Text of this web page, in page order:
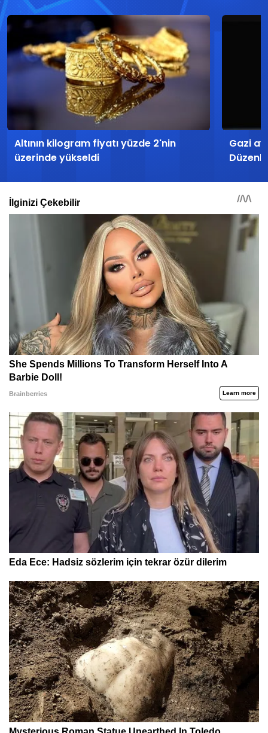
Altının kilogram fiyatı yüzde 2'nin
üzerinde yükseldi
Gazi